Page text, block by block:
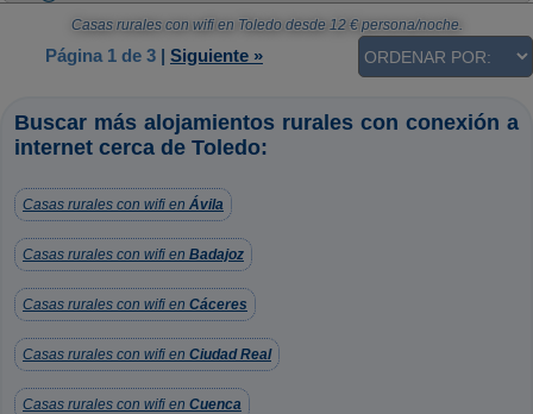
Casas rurales con wifi en Toledodesde 12€ persona/noche.
Página 1 de 3 | Siguiente »
Buscar más alojamientos rurales con conexión a
internet cerca de Toledo:
Casas rurales con wifi en Ávila
Casas rurales con wifi en Badajoz
Casas rurales con wifi en Cáceres
Casas rurales con wifi en Ciudad Real
Casas rurales con wifi en Cuenca